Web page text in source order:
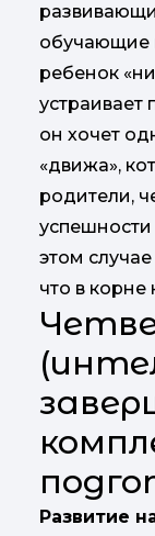
обучающие
ребенок
устраивает
он хочет
«движа»,
родители,
успешности
этом
что в корне
Развитие